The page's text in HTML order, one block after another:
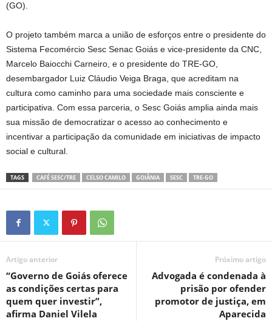
(GO).
O projeto também marca a união de esforços entre o presidente do
Sistema Fecomércio Sesc Senac Goiás e vice-presidente da CNC,
Marcelo Baiocchi Carneiro, e o presidente do TRE-GO,
desembargador Luiz Cláudio Veiga Braga, que acreditam na
cultura como caminho para uma sociedade mais consciente e
participativa. Com essa parceria, o Sesc Goiás amplia ainda mais
sua missão de democratizar o acesso ao conhecimento e
incentivar a participação da comunidade em iniciativas de impacto
social e cultural.
TAGS CAFÉ SESC/TRE CELSO CAMILO GOIÂNIA SESC TRE-GO
Artigo anterior
“Governo de Goiás oferece
as condições certas para
quem quer investir”,
afirma Daniel Vilela
Próximo artigo
Advogada é condenada à
prisão por ofender
promotor de justiça, em
Aparecida